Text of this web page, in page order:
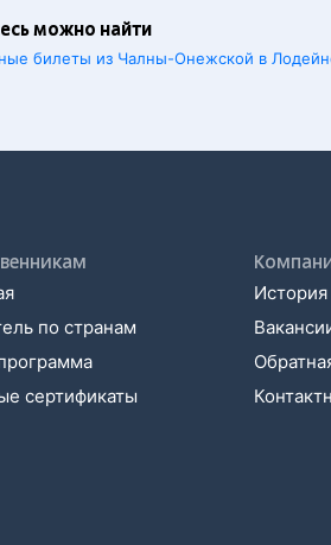
можно найти
билеты из Чалны-Онежской в
по странам
сертификаты
История